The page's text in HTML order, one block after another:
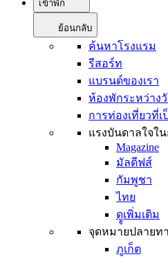
เข้าพัก
ย้อนกลับ
ค้นหาโรงแรม
รีสอร์ท
แบรนด์ของเรา
ห้องพักระหว่าง
การท่องเที่ยวที่
แรงบันดาลใจใ
Magazine
มัลดีฟส์
กัมพูชา
ไทย
ดููเพิ่มเติม
จุดหมายปลายท
ภูเก็ต